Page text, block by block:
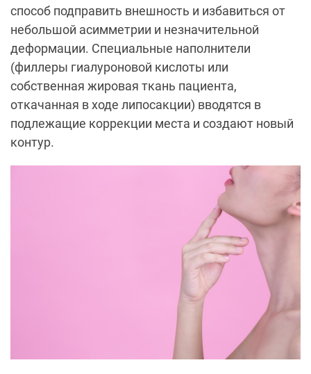
способ подправить внешность и избавиться от
небольшой асимметрии и незначительной
деформации. Специальные наполнители
(филлеры гиалуроновой кислоты или
собственная жировая ткань пациента,
откачанная в ходе липосакции) вводятся в
подлежащие коррекции места и создают новый
контур.